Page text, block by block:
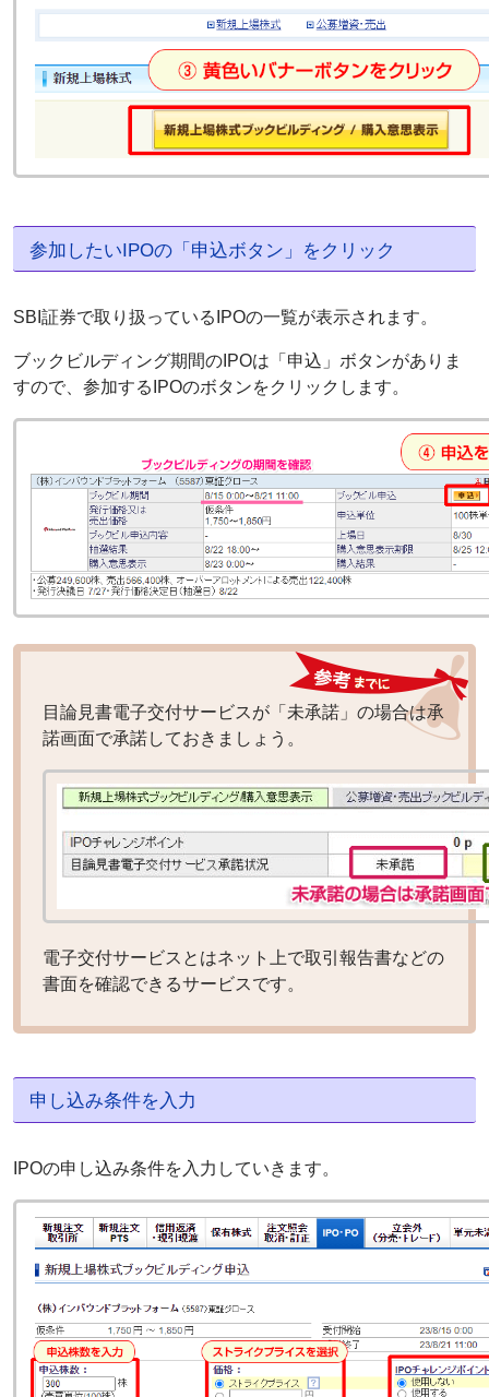
参加したいIPOの「申込ボタン」をクリック
SBI証券で取り扱っているIPOの一覧が表示されます。
ブックビルディング期間のIPOは「申込」ボタンがありま
すので、参加するIPOのボタンをクリックします。
目論見書電子交付サービスが「未承諾」の場合は承
諾画面で承諾しておきましょう。
電子交付サービスとはネット上で取引報告書などの
書面を確認できるサービスです。
申し込み条件を入力
IPOの申し込み条件を入力していきます。